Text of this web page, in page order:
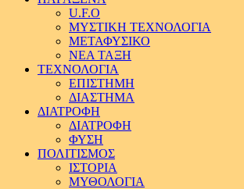
U.F.O
ΜΥΣΤΙΚΗ ΤΕΧΝΟΛΟΓΙΑ
ΜΕΤΑΦΥΣΙΚΟ
ΝΕΑ ΤΑΞΗ
ΤΕΧΝΟΛΟΓΙΑ
ΕΠΙΣΤΗΜΗ
ΔΙΑΣΤΗΜΑ
ΔΙΑΤΡΟΦΗ
ΔΙΑΤΡΟΦΗ
ΦΥΣΗ
ΠΟΛΙΤΙΣΜΟΣ
ΙΣΤΟΡΙΑ
ΜΥΘΟΛΟΓΙΑ